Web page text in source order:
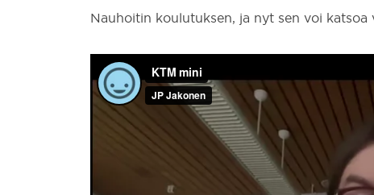
Nauhoitin koulutuksen, ja nyt sen voi katsoa